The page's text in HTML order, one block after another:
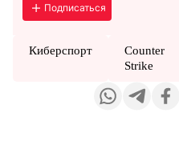
Подписаться
Киберспорт
Counter
Strike